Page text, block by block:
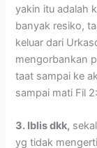
yakin itu adalah
banyak resiko,
keluar dari
mengorbankan
taat sampai ke
sampai mati Fil
3. Iblis dkk,
yg tidak